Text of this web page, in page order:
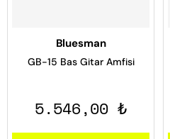
Bluesman
GB-15 Bas Gitar Amfisi
5.546,00 ₺